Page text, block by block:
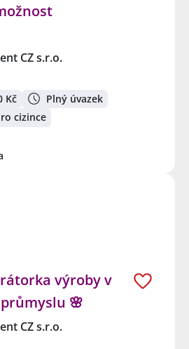
CZ s.r.o.
Kč
Plný úvazek
cizince
výroby v
🌸
CZ s.r.o.